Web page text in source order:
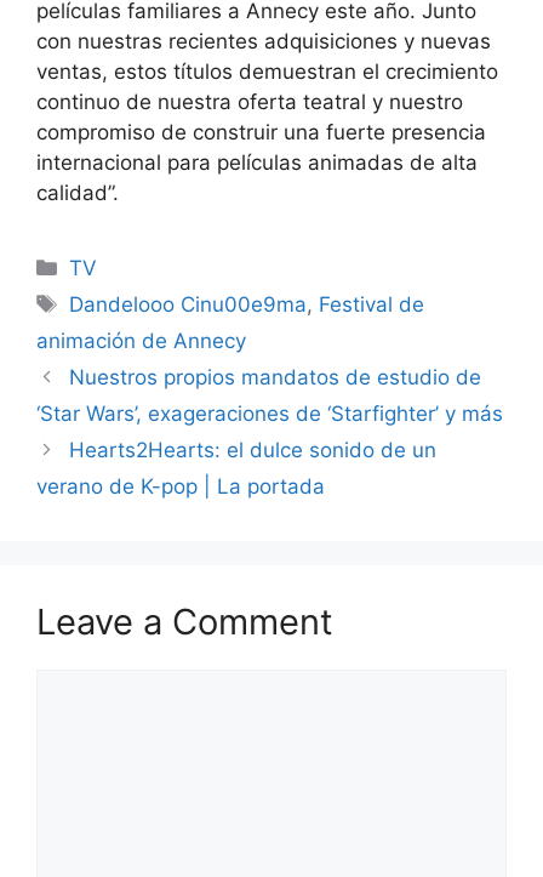
películas familiares a Annecy este año. Junto
con nuestras recientes adquisiciones y nuevas
ventas, estos títulos demuestran el crecimiento
continuo de nuestra oferta teatral y nuestro
compromiso de construir una fuerte presencia
internacional para películas animadas de alta
calidad”.
Categories
TV
Tags
Dandelooo Cinu00e9ma, Festival de
animación de Annecy
Nuestros propios mandatos de estudio de
‘Star Wars’, exageraciones de ‘Starfighter’ y más
Hearts2Hearts: el dulce sonido de un
verano de K-pop | La portada
Leave a Comment